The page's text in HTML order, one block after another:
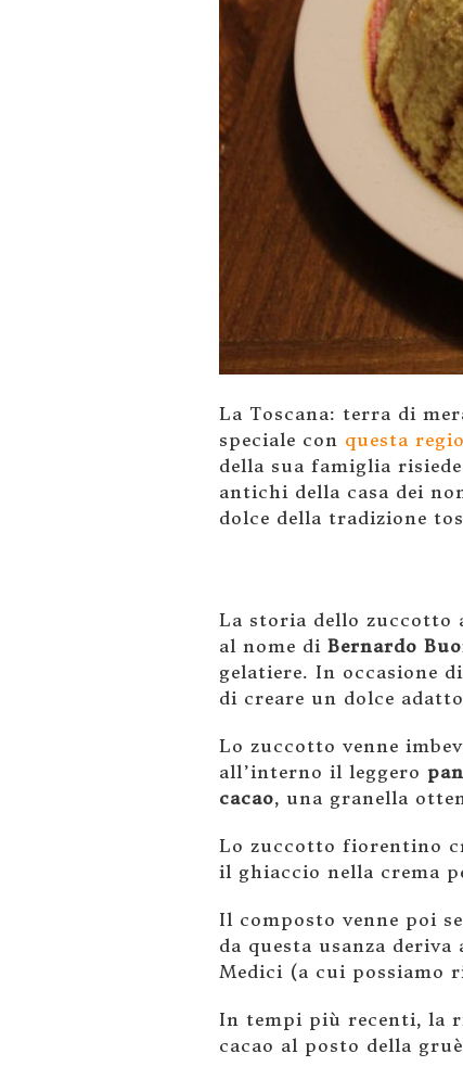
La Toscana: terra di
speciale con questa
della sua famiglia
antichi della casa dei
dolce della tradizione
La storia dello zuccotto
al nome di Bernardo
gelatiere. In occasione
di creare un dolce
Lo zuccotto venne
all’interno il leggero
cacao, una granella
Lo zuccotto fiorentino
il ghiaccio nella crema
Il composto venne poi
da questa usanza
Medici (a cui possiamo
In tempi più recenti, la
cacao al posto della